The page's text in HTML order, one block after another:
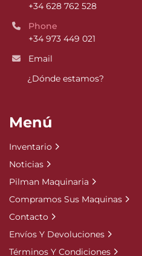
+34 628 762 528
Phone
+34 973 449 021
Email
¿Dónde estamos?
Menú
Inventario
Noticias
Pilman Maquinaria
Compramos Sus Maquinas
Contacto
Envíos Y Devoluciones
Términos Y Condiciones